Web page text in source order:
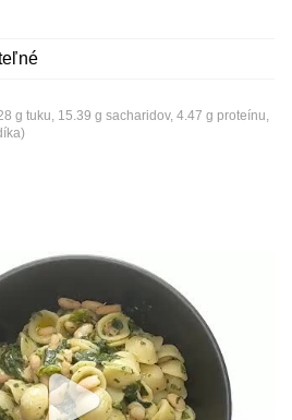
g tuku, 15.39 g sacharidov, 4.47 g proteínu,